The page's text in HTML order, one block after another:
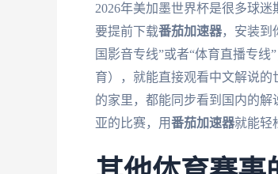
2026年美加墨世界杯是很多球
要提前下载番茄加速器，安装到
国影音专线”或者“体育直播专
育），就能直接观看中文解说
的家里，都能同步看到国内的解
亚的比赛，用番茄加速器就能轻